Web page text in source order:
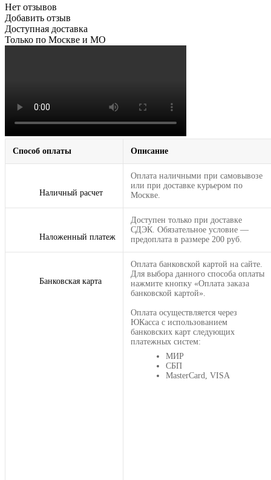
Нет отзывов
Добавить отзыв
Доступная доставка
Только по Москве и МО
Способ оплаты Описание
Наличный расчет
Оплата наличными при самовывозе
или при доставке курьером по
Москве.
Наложенный платеж
Доступен только при доставке
СДЭК. Обязательное условие —
предоплата в размере 200 руб.
Банковская карта
Оплата банковской картой на сайте.
Для выбора данного способа оплаты
нажмите кнопку «Оплата заказа
банковской картой».
Оплата осуществляется через
ЮКасса с использованием
банковских карт следующих
платежных систем:
МИР
СБП
MasterCard, VISA